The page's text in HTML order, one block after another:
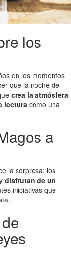
los
en los momentos
que la noche de
crea la atmósfera
lectura como una
a
la sorpresa: los
disfrutan de un
iniciativas que